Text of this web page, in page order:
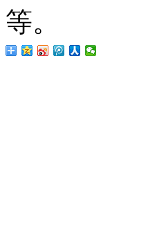
等。